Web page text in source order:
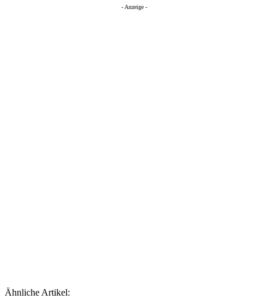
- Anzeige -
Ähnliche Artikel: